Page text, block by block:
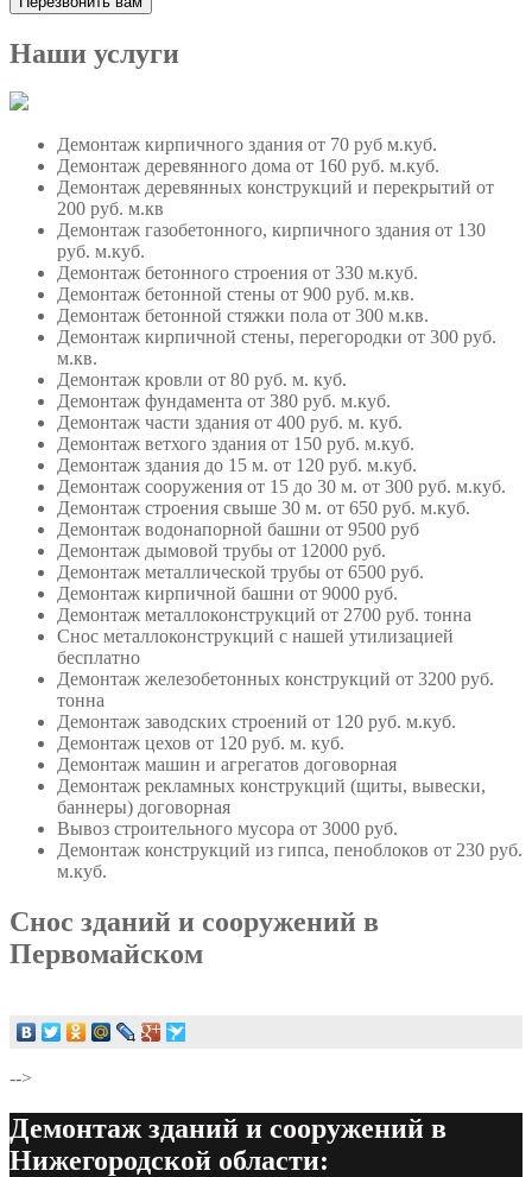
Наши услуги
Демонтаж кирпичного здания от 70 руб м.куб.
Демонтаж деревянного дома от 160 руб. м.куб.
Демонтаж деревянных конструкций и перекрытий от
200 руб. м.кв
Демонтаж газобетонного, кирпичного здания от 130
руб. м.куб.
Демонтаж бетонного строения от 330 м.куб.
Демонтаж бетонной стены от 900 руб. м.кв.
Демонтаж бетонной стяжки пола от 300 м.кв.
Демонтаж кирпичной стены, перегородки от 300 руб.
м.кв.
Демонтаж кровли от 80 руб. м. куб.
Демонтаж фундамента от 380 руб. м.куб.
Демонтаж части здания от 400 руб. м. куб.
Демонтаж ветхого здания от 150 руб. м.куб.
Демонтаж здания до 15 м. от 120 руб. м.куб.
Демонтаж сооружения от 15 до 30 м. от 300 руб. м.куб.
Демонтаж строения свыше 30 м. от 650 руб. м.куб.
Демонтаж водонапорной башни от 9500 руб
Демонтаж дымовой трубы от 12000 руб.
Демонтаж металлической трубы от 6500 руб.
Демонтаж кирпичной башни от 9000 руб.
Демонтаж металлоконструкций от 2700 руб. тонна
Снос металлоконструкций с нашей утилизацией
бесплатно
Демонтаж железобетонных конструкций от 3200 руб.
тонна
Демонтаж заводских строений от 120 руб. м.куб.
Демонтаж цехов от 120 руб. м. куб.
Демонтаж машин и агрегатов договорная
Демонтаж рекламных конструкций (щиты, вывески,
баннеры) договорная
Вывоз строительного мусора от 3000 руб.
Демонтаж конструкций из гипса, пеноблоков от 230 руб.
м.куб.
Снос зданий и сооружений в
Первомайском
-->
Демонтаж зданий и сооружений в
Нижегородской области: